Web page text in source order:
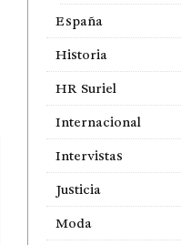
España
Historia
HR Suriel
Internacional
Intervistas
Justicia
Moda